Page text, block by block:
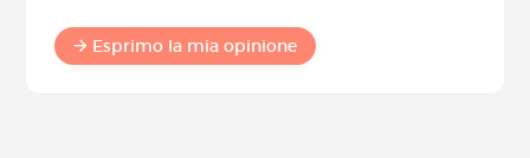
Esprimo la mia opinione